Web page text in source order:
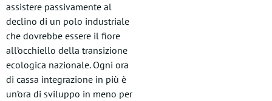
assistere passivamente al
declino di un polo industriale
che dovrebbe essere il fiore
all’occhiello della transizione
ecologica nazionale. Ogni ora
di cassa integrazione in più è
un’ora di sviluppo in meno per